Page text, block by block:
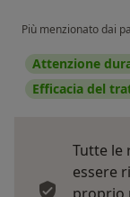
Più menzionato dai
Attenzione
Efficacia del
Tutte le
essere